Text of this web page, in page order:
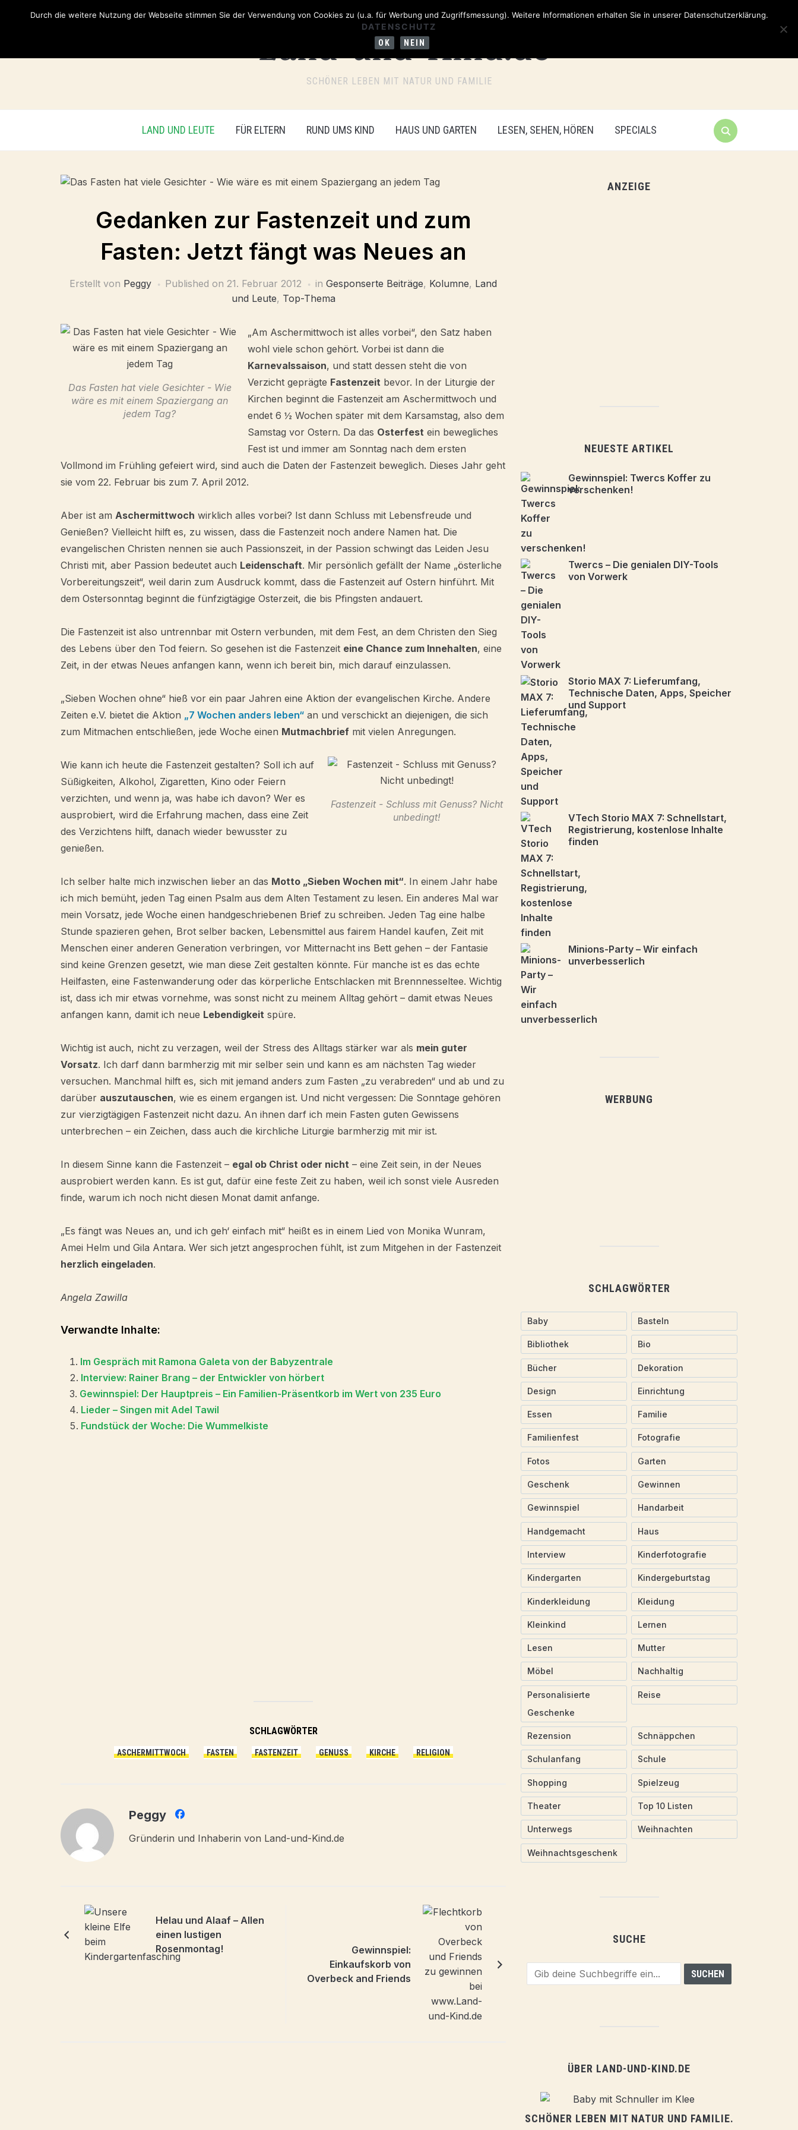
SCHÖNER LEBEN MIT NATUR UND FAMILIE
LAND UND LEUTE FÜR ELTERN RUND UMS KIND HAUS UND GARTEN LESEN, SEHEN, HÖREN SPECIALS
Gedanken zur Fastenzeit und zum
Fasten: Jetzt fängt was Neues an
Erstellt von Peggy Published on 21. Februar 2012 in Gesponserte Beiträge, Kolumne, Land
und Leute, Top-Thema
Das Fasten hat viele Gesichter - Wie
wäre es mit einem Spaziergang an
jedem Tag?
„Am Aschermittwoch ist alles vorbei“, den Satz haben
wohl viele schon gehört. Vorbei ist dann die
Karnevalssaison, und statt dessen steht die von
Verzicht geprägte Fastenzeit bevor. In der Liturgie der
Kirchen beginnt die Fastenzeit am Aschermittwoch und
endet 6 ½ Wochen später mit dem Karsamstag, also dem
Samstag vor Ostern. Da das Osterfest ein bewegliches
Fest ist und immer am Sonntag nach dem ersten
Vollmond im Frühling gefeiert wird, sind auch die Daten der Fastenzeit beweglich. Dieses Jahr geht
sie vom 22. Februar bis zum 7. April 2012.
Aber ist am Aschermittwoch wirklich alles vorbei? Ist dann Schluss mit Lebensfreude und
Genießen? Vielleicht hilft es, zu wissen, dass die Fastenzeit noch andere Namen hat. Die
evangelischen Christen nennen sie auch Passionszeit, in der Passion schwingt das Leiden Jesu
Christi mit, aber Passion bedeutet auch Leidenschaft. Mir persönlich gefällt der Name „österliche
Vorbereitungszeit“, weil darin zum Ausdruck kommt, dass die Fastenzeit auf Ostern hinführt. Mit
dem Ostersonntag beginnt die fünfzigtägige Osterzeit, die bis Pfingsten andauert.
Die Fastenzeit ist also untrennbar mit Ostern verbunden, mit dem Fest, an dem Christen den Sieg
des Lebens über den Tod feiern. So gesehen ist die Fastenzeit eine Chance zum Innehalten, eine
Zeit, in der etwas Neues anfangen kann, wenn ich bereit bin, mich darauf einzulassen.
„Sieben Wochen ohne“ hieß vor ein paar Jahren eine Aktion der evangelischen Kirche. Andere
Zeiten e.V. bietet die Aktion „7 Wochen anders leben“ an und verschickt an diejenigen, die sich
zum Mitmachen entschließen, jede Woche einen Mutmachbrief mit vielen Anregungen.
Fastenzeit - Schluss mit Genuss? Nicht
unbedingt!
Wie kann ich heute die Fastenzeit gestalten? Soll ich auf
Süßigkeiten, Alkohol, Zigaretten, Kino oder Feiern
verzichten, und wenn ja, was habe ich davon? Wer es
ausprobiert, wird die Erfahrung machen, dass eine Zeit
des Verzichtens hilft, danach wieder bewusster zu
genießen.
Ich selber halte mich inzwischen lieber an das Motto „Sieben Wochen mit“. In einem Jahr habe
ich mich bemüht, jeden Tag einen Psalm aus dem Alten Testament zu lesen. Ein anderes Mal war
mein Vorsatz, jede Woche einen handgeschriebenen Brief zu schreiben. Jeden Tag eine halbe
Stunde spazieren gehen, Brot selber backen, Lebensmittel aus fairem Handel kaufen, Zeit mit
Menschen einer anderen Generation verbringen, vor Mitternacht ins Bett gehen – der Fantasie
sind keine Grenzen gesetzt, wie man diese Zeit gestalten könnte. Für manche ist es das echte
Heilfasten, eine Fastenwanderung oder das körperliche Entschlacken mit Brennnesseltee. Wichtig
ist, dass ich mir etwas vornehme, was sonst nicht zu meinem Alltag gehört – damit etwas Neues
anfangen kann, damit ich neue Lebendigkeit spüre.
Wichtig ist auch, nicht zu verzagen, weil der Stress des Alltags stärker war als mein guter
Vorsatz. Ich darf dann barmherzig mit mir selber sein und kann es am nächsten Tag wieder
versuchen. Manchmal hilft es, sich mit jemand anders zum Fasten „zu verabreden“ und ab und zu
darüber auszutauschen, wie es einem ergangen ist. Und nicht vergessen: Die Sonntage gehören
zur vierzigtägigen Fastenzeit nicht dazu. An ihnen darf ich mein Fasten guten Gewissens
unterbrechen – ein Zeichen, dass auch die kirchliche Liturgie barmherzig mit mir ist.
In diesem Sinne kann die Fastenzeit – egal ob Christ oder nicht – eine Zeit sein, in der Neues
ausprobiert werden kann. Es ist gut, dafür eine feste Zeit zu haben, weil ich sonst viele Ausreden
finde, warum ich noch nicht diesen Monat damit anfange.
„Es fängt was Neues an, und ich geh‘ einfach mit“ heißt es in einem Lied von Monika Wunram,
Amei Helm und Gila Antara. Wer sich jetzt angesprochen fühlt, ist zum Mitgehen in der Fastenzeit
herzlich eingeladen.
Angela Zawilla
Verwandte Inhalte:
Im Gespräch mit Ramona Galeta von der Babyzentrale
Interview: Rainer Brang – der Entwickler von hörbert
Gewinnspiel: Der Hauptpreis – Ein Familien-Präsentkorb im Wert von 235 Euro
Lieder – Singen mit Adel Tawil
Fundstück der Woche: Die Wummelkiste
SCHLAGWÖRTER
ASCHERMITTWOCH FASTEN FASTENZEIT GENUSS KIRCHE RELIGION
Peggy
Gründerin und Inhaberin von Land-und-Kind.de
Helau und Alaaf – Allen
einen lustigen
Rosenmontag!
Gewinnspiel:
Einkaufskorb von
Overbeck and Friends
ANZEIGE
NEUESTE ARTIKEL
Gewinnspiel: Twercs Koffer zu
verschenken!
Twercs – Die genialen DIY-Tools
von Vorwerk
Storio MAX 7: Lieferumfang,
Technische Daten, Apps, Speicher
und Support
VTech Storio MAX 7: Schnellstart,
Registrierung, kostenlose Inhalte
finden
Minions-Party – Wir einfach
unverbesserlich
WERBUNG
SCHLAGWÖRTER
Baby Basteln
Bibliothek Bio
Bücher Dekoration
Design Einrichtung
Essen Familie
Familienfest Fotografie
Fotos Garten
Geschenk Gewinnen
Gewinnspiel Handarbeit
Handgemacht Haus
Interview Kinderfotografie
Kindergarten Kindergeburtstag
Kinderkleidung Kleidung
Kleinkind Lernen
Lesen Mutter
Möbel Nachhaltig
Personalisierte
Geschenke
Reise
Rezension Schnäppchen
Schulanfang Schule
Shopping Spielzeug
Theater Top 10 Listen
Unterwegs Weihnachten
Weihnachtsgeschenk
SUCHE
ÜBER LAND-UND-KIND.DE
SCHÖNER LEBEN MIT NATUR UND FAMILIE.
Durch die weitere Nutzung der Webseite stimmen Sie der Verwendung von Cookies zu (u.a. für Werbung und Zugriffsmessung). Weitere Informationen erhalten Sie in unserer Datenschutzerklärung.
DATENSCHUTZ
OK NEIN